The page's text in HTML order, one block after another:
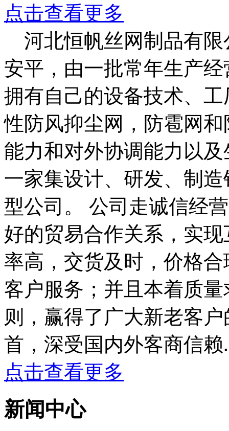
点击查看更多
河北恒帆丝网制品有
安平，由一批常年生产
拥有自己的设备技术、
性防风抑尘网，防雹网
能力和对外协调能力以
一家集设计、研发、制
型公司。 公司走诚信经
好的贸易合作关系，实
率高，交货及时，价格
客户服务；并且本着质
则，赢得了广大新老客
首，深受国内外客商信赖
点击查看更多
新闻中心